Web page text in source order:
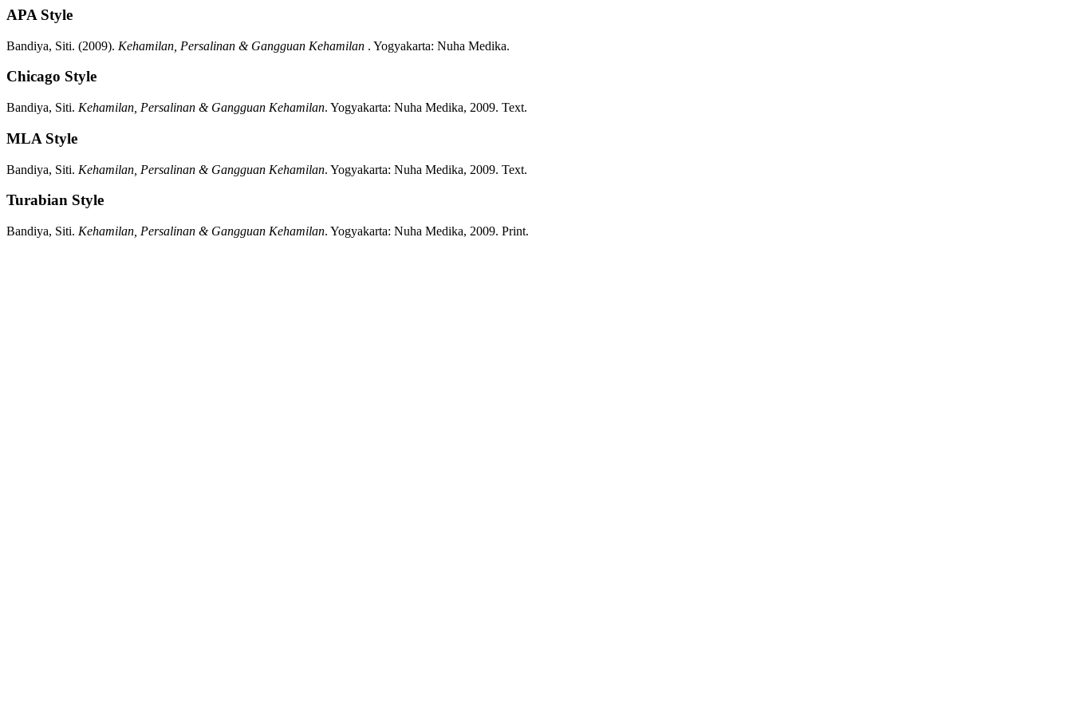
APA Style
Bandiya, Siti. (2009). Kehamilan, Persalinan & Gangguan Kehamilan . Yogyakarta: Nuha Medika.
Chicago Style
Bandiya, Siti. Kehamilan, Persalinan & Gangguan Kehamilan. Yogyakarta: Nuha Medika, 2009. Text.
MLA Style
Bandiya, Siti. Kehamilan, Persalinan & Gangguan Kehamilan. Yogyakarta: Nuha Medika, 2009. Text.
Turabian Style
Bandiya, Siti. Kehamilan, Persalinan & Gangguan Kehamilan. Yogyakarta: Nuha Medika, 2009. Print.